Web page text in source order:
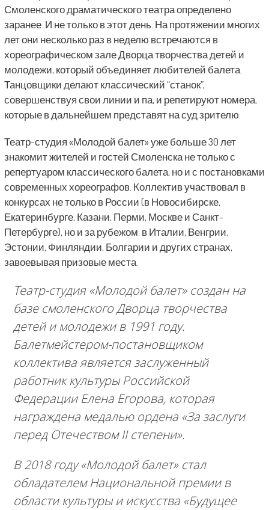
Смоленского драматического театра определено
заранее. И не только в этот день. На протяжении многих
лет они несколько раз в неделю встречаются в
хореографическом зале Дворца творчества детей и
молодежи, который объединяет любителей балета.
Танцовщики делают классический “станок”,
совершенствуя свои линии и па, и репетируют номера,
которые в дальнейшем представят на суд зрителю.
Театр-студия «Молодой балет» уже больше 30 лет
знакомит жителей и гостей Смоленска не только с
репертуаром классического балета, но и с постановками
современных хореографов. Коллектив участвовал в
конкурсах не только в России (в Новосибирске,
Екатеринбурге, Казани, Перми, Москве и Санкт-
Петербурге), но и за рубежом: в Италии, Венгрии,
Эстонии, Финляндии, Болгарии и других странах,
завоевывая призовые места.
Театр-студия «Молодой балет» создан на
базе смоленского Дворца творчества
детей и молодежи в 1991 году.
Балетмейстером-постановщиком
коллектива является заслуженный
работник культуры Российской
Федерации Елена Егорова, которая
награждена медалью ордена «За заслуги
перед Отечеством II степени».
В 2018 году «Молодой балет» стал
обладателем Национальной премии в
области культуры и искусства «Будущее